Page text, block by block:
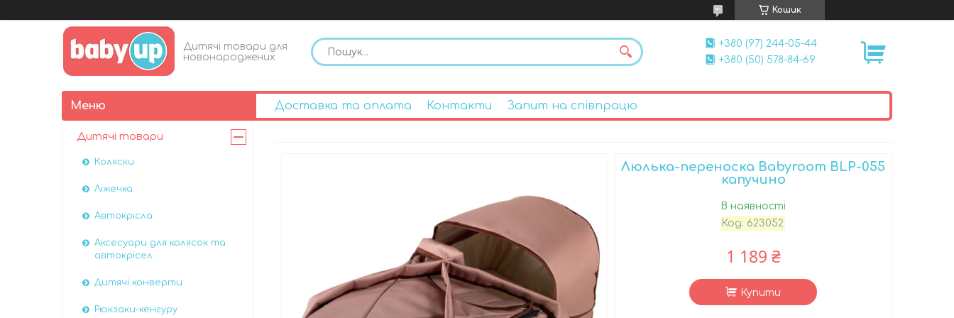
Кошик
Дитячі товари для
новонароджених
+380 (97) 244-05-44
+380 (50) 578-84-69
Доставка та оплата Контакти Запит на співпрацю
Люлька-переноска Babyroom BLP-055
капучино
В наявності
Код: 623052
1 189 ₴
Купити
Дитячі товари
Коляски
Ліжечка
Автокрісла
Аксесуари для колясок та
автокрісел
Дитячі конверти
Рюкзаки-кенгуру